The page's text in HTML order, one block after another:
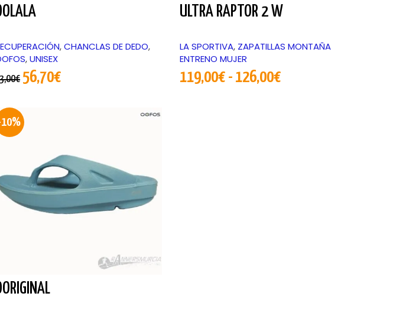
,CHANCLAS DE DEDO,
,UNISEX
€ 56,70€
ULTRA RAPTOR 2 W
LA SPORTIVA, ZAPATILLAS MONTAÑA
ENTRENO MUJER
119,00€ - 126,00€